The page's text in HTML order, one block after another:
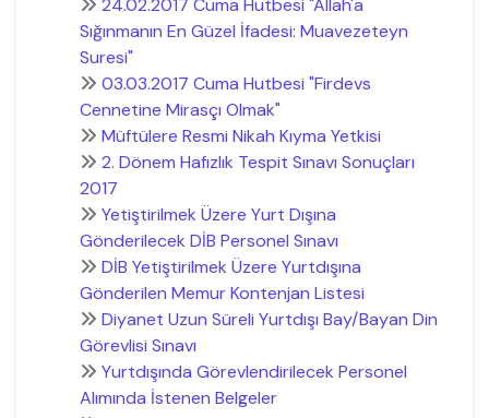
24.02.2017 Cuma Hutbesi "Allah'a
Sığınmanın En Güzel İfadesi: Muavezeteyn
Suresi"
03.03.2017 Cuma Hutbesi "Firdevs
Cennetine Mirasçı Olmak"
Müftülere Resmi Nikah Kıyma Yetkisi
2. Dönem Hafızlık Tespit Sınavı Sonuçları
2017
Yetiştirilmek Üzere Yurt Dışına
Gönderilecek DİB Personel Sınavı
DİB Yetiştirilmek Üzere Yurtdışına
Gönderilen Memur Kontenjan Listesi
Diyanet Uzun Süreli Yurtdışı Bay/Bayan Din
Görevlisi Sınavı
Yurtdışında Görevlendirilecek Personel
Alımında İstenen Belgeler